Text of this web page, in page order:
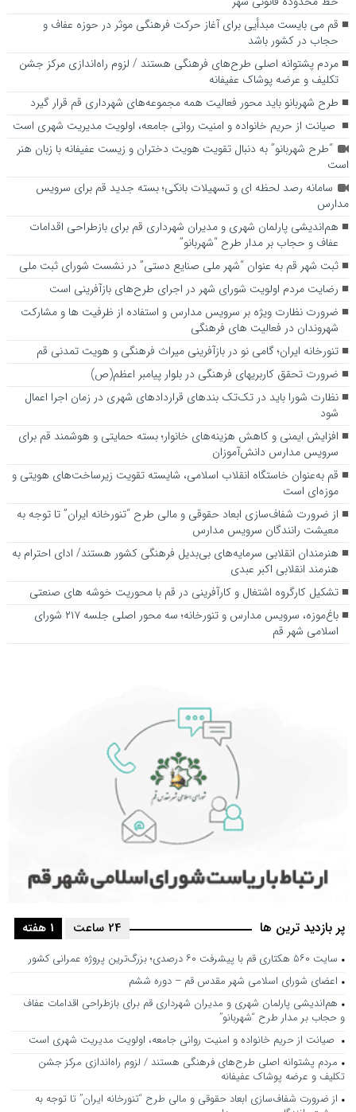
قم می بایست مبدأیی برای آغاز حرکت فرهنگی موثر در حوزه عفاف و
حجاب در کشور باشد
مردم پشتوانه اصلی طرح‌های فرهنگی هستند / لزوم راه‌اندازی مرکز جشن
تکلیف و عرضه پوشاک عفیفانه
طرح شهربانو باید محور فعالیت همه مجموعه‌های شهرداری قم قرار گیرد
صیانت از حریم خانواده و امنیت روانی جامعه، اولویت مدیریت شهری است
“طرح شهربانو” به دنبال تقویت هویت دختران و زیست عفیفانه با زبان هنر
است
سامانه رصد لحظه ای و تسهیلات بانکی؛ بسته جدید قم برای سرویس
مدارس
هم‌اندیشی پارلمان شهری و مدیران شهرداری قم برای بازطراحی اقدامات
عفاف و حجاب بر مدار طرح “شهربانو”
ثبت شهر قم به عنوان “شهر ملی صنایع دستی” در نشست شورای ثبت ملی
رضایت مردم اولویت شورای شهر در اجرای طرح‌های بازآفرینی است
ضرورت نظارت ویژه بر سرویس مدارس و استفاده از ظرفیت ها و مشارکت
شهروندان در فعالیت های فرهنگی
تنورخانه ایران؛ گامی نو در بازآفرینی میراث فرهنگی و هویت تمدنی قم
ضرورت تحقق کاربری­های فرهنگی در بلوار پیامبر اعظم(ص)
نظارت شورا باید در تک‌تک بندهای قراردادهای شهری در زمان اجرا اعمال
شود
افزایش ایمنی و کاهش هزینه‌های خانوار؛ بسته حمایتی و هوشمند قم برای
سرویس مدارس دانش‌آموزان
قم به‌عنوان خاستگاه انقلاب اسلامی، شایسته تقویت زیرساخت‌های هویتی و
موزه‌ای است
از ضرورت شفاف‌سازی ابعاد حقوقی و مالی طرح “تنورخانه ایران” تا توجه به
معیشت رانندگان سرویس مدارس
هنرمندان انقلابی سرمایه‌های بی‌بدیل فرهنگی کشور هستند/ ادای احترام به
هنرمند انقلابی اکبر عبدی
تشکیل کارگروه اشتغال و کارآفرینی در قم با محوریت خوشه های صنعتی
باغ‌موزه، سرویس مدارس و تنورخانه؛ سه محور اصلی جلسه ۲۱۷ شورای
اسلامی شهر قم
پر بازدید ترین ها 1 هفته 24 ساعت
سایت ۵۶۰ هکتاری قم با پیشرفت ۶۰ درصدی؛ بزرگ‌ترین پروژه عمرانی کشور
اعضای شورای اسلامی شهر مقدس قم – دوره ششم
هم‌اندیشی پارلمان شهری و مدیران شهرداری قم برای بازطراحی اقدامات عفاف
و حجاب بر مدار طرح “شهربانو”
صیانت از حریم خانواده و امنیت روانی جامعه، اولویت مدیریت شهری است
مردم پشتوانه اصلی طرح‌های فرهنگی هستند / لزوم راه‌اندازی مرکز جشن
تکلیف و عرضه پوشاک عفیفانه
از ضرورت شفاف‌سازی ابعاد حقوقی و مالی طرح “تنورخانه ایران” تا توجه به